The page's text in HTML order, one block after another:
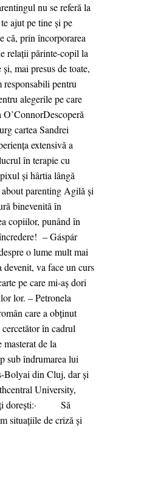
nu se referă la
ajut pe tine și pe
că, prin încorporarea
relații părinte-copil la
mai presus de toate,
responsabili pentru
alegerile pe care
cartea Sandrei
extensivă a
în terapie cu
și hârtia lângă
parenting Agilă și
binevenită în
copiilor, punând în
‒ Gáspár
o lume mult mai
devenit, va face un curs
pe care mi-aș dori
lor. ‒ Petronela
care a obținut
în cadrul
de la
sub îndrumarea lui
din Cluj, dar și
University,
îți dorești:· Să
situațiile de criză și